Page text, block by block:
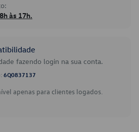
às 17h.
fazendo login na sua conta.
6Q0837137
apenas para clientes logados.